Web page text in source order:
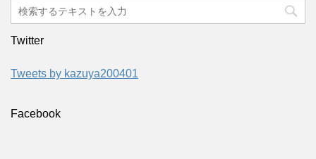
Twitter
Tweets by kazuya200401
Facebook